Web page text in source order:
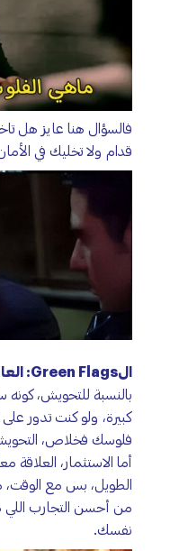
فالسؤال هنا عايز هل
قدام ولا تخليك في
الGreen Flags: العائد المادي
بالنسبة للتحويش،
كبيرة، ولو كنت تدور
فلوسك فخلاص،
أما الاستثمار،
الطويل، بس مع
من أحسن التجارب
نفسك.